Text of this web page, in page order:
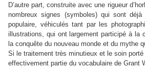
D’autre part, construite avec une rigueur
nombreux signes (symboles) qui sont déjà
populaire, véhiculés tant par les
illustrations, qui ont largement participé à la
la conquête du nouveau monde et du mythe
Si le traitement très minutieux et le soin
effectivement partie du vocabulaire de Grant